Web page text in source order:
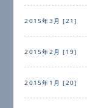
2015年3月 [21]
2015年2月 [19]
2015年1月 [20]